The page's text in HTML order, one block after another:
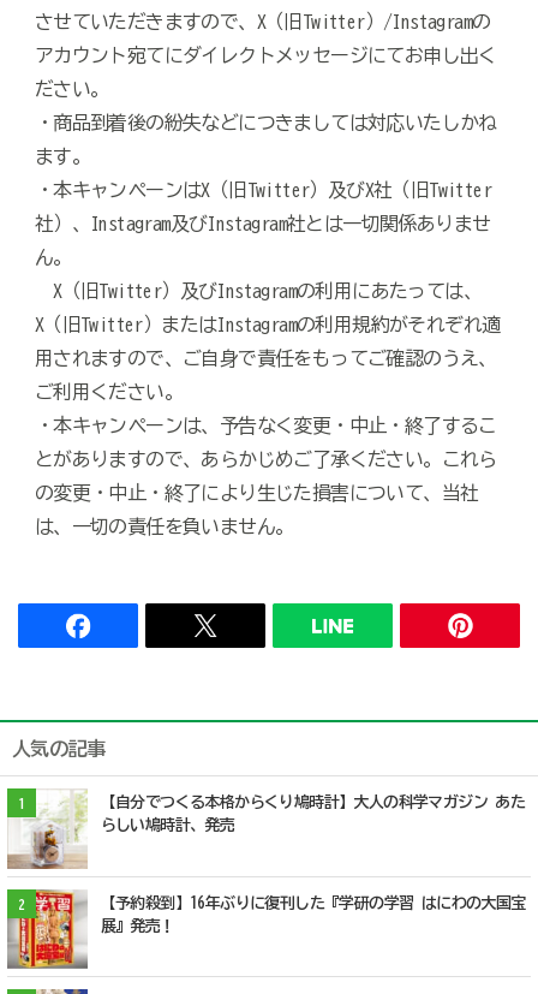
させていただきますので、X（旧Twitter）/Instagramの
アカウント宛てにダイレクトメッセージにてお申し出く
ださい。
・商品到着後の紛失などにつきましては対応いたしかね
ます。
・本キャンペーンはX（旧Twitter）及びX社（旧Twitter
社）、Instagram及びInstagram社とは一切関係ありませ
ん。
X（旧Twitter）及びInstagramの利用にあたっては、
X（旧Twitter）またはInstagramの利用規約がそれぞれ適
用されますので、ご自身で責任をもってご確認のうえ、
ご利用ください。
・本キャンペーンは、予告なく変更・中止・終了するこ
とがありますので、あらかじめご了承ください。これら
の変更・中止・終了により生じた損害について、当社
は、一切の責任を負いません。
人気の記事
1
【自分でつくる本格からくり鳩時計】大人の科学マガジン あた
らしい鳩時計、発売
2
【予約殺到】16年ぶりに復刊した『学研の学習 はにわの大国宝
展』発売！